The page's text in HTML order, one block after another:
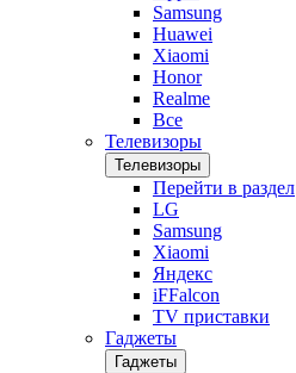
Samsung
Huawei
Xiaomi
Honor
Realme
Все
Телевизоры
Телевизоры
Перейти в раздел
LG
Samsung
Xiaomi
Яндекс
iFFalcon
TV приставки
Гаджеты
Гаджеты